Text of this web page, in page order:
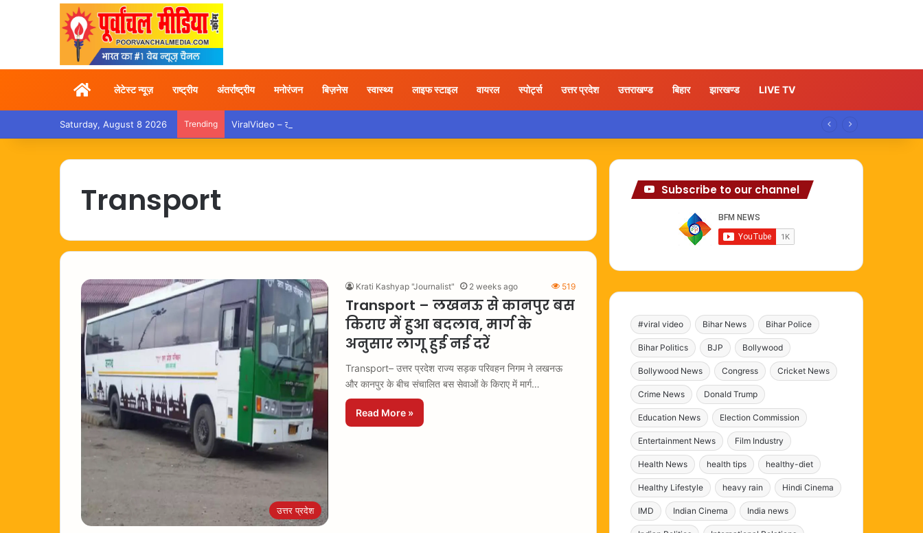
Homeलेटेस्ट न्यूज़ राष्ट्रीय अंतर्राष्ट्रीय मनोरंजन बिज़नेस स्वास्थ्य लाइफ स्टाइल वायरल स्पोर्ट्स उत्तर प्रदेश उत्तराखण्ड बिहार झारखण्ड LIVE TV
Saturday, August 8 2026 Trending ViralVideo – ट्रेन में तोड़फोड़ करते युवक का वीडियो वायरल, कार्रवाई की उठी मांग
Transport
उत्तर प्रदेश
Krati Kashyap "Journalist" 2 weeks ago 519
Transport – लखनऊ से कानपुर बस
किराए में हुआ बदलाव, मार्ग के
अनुसार लागू हुई नई दरें
Transport– उत्तर प्रदेश राज्य सड़क परिवहन निगम ने लखनऊ
और कानपुर के बीच संचालित बस सेवाओं के किराए में मार्ग…
Read More »
Subscribe to our channel
#viral video Bihar News Bihar Police
Bihar Politics BJP Bollywood
Bollywood News Congress Cricket News
Crime News Donald Trump
Education News Election Commission
Entertainment News Film Industry
Health News health tips healthy-diet
Healthy Lifestyle heavy rain Hindi Cinema
IMD Indian Cinema India news